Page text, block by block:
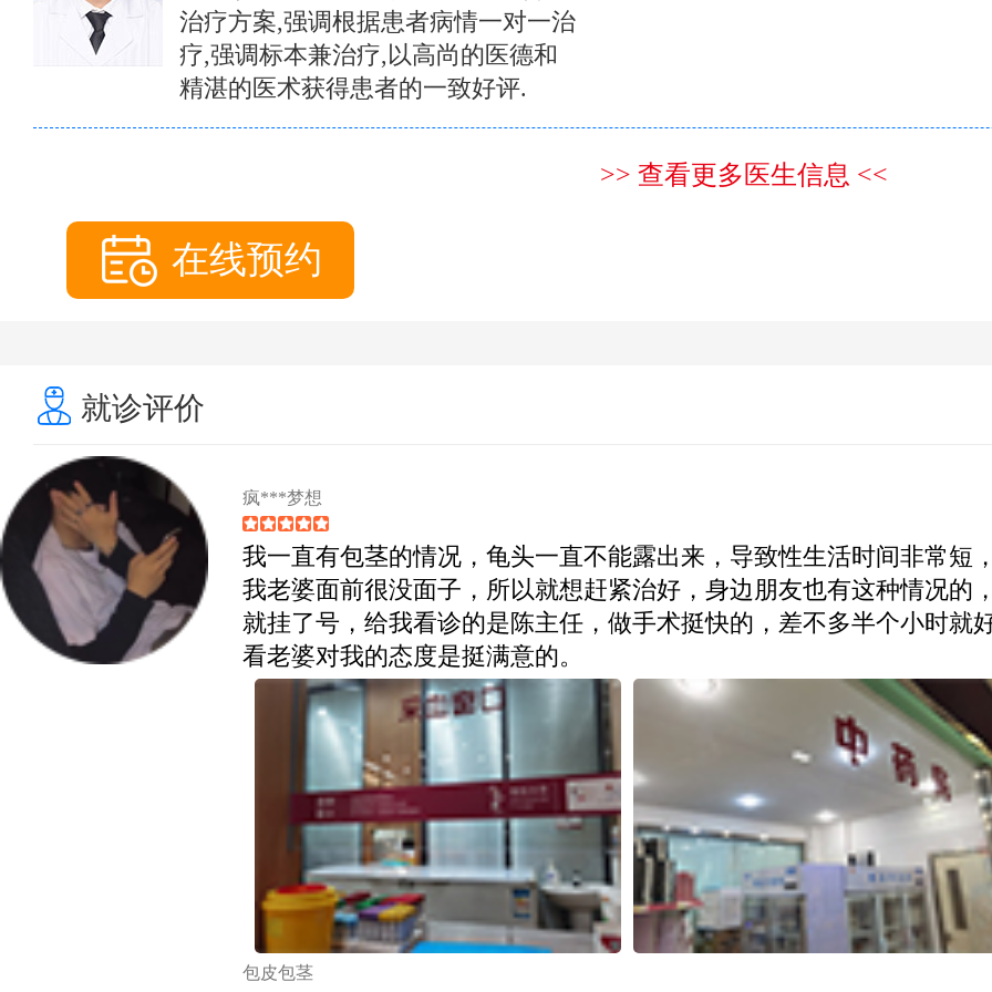
治疗方案,强调根据患者病情一对一治
疗,强调标本兼治疗,以高尚的医德和
精湛的医术获得患者的一致好评.
>> 查看更多医生信息 <<
在线预约
就诊评价
疯***梦想
我一直有包茎的情况，龟头一直不能露出来，导致性生活时间非常短
我老婆面前很没面子，所以就想赶紧治好，身边朋友也有这种情况的
就挂了号，给我看诊的是陈主任，做手术挺快的，差不多半个小时就
看老婆对我的态度是挺满意的。
包皮包茎